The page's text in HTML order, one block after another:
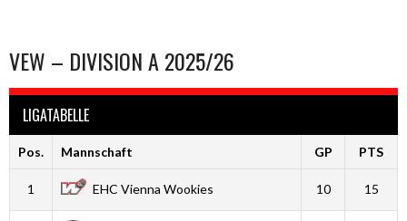
VEW – DIVISION A 2025/26
LIGATABELLE
Pos. Mannschaft GP PTS
1 EHC Vienna Wookies 10 15